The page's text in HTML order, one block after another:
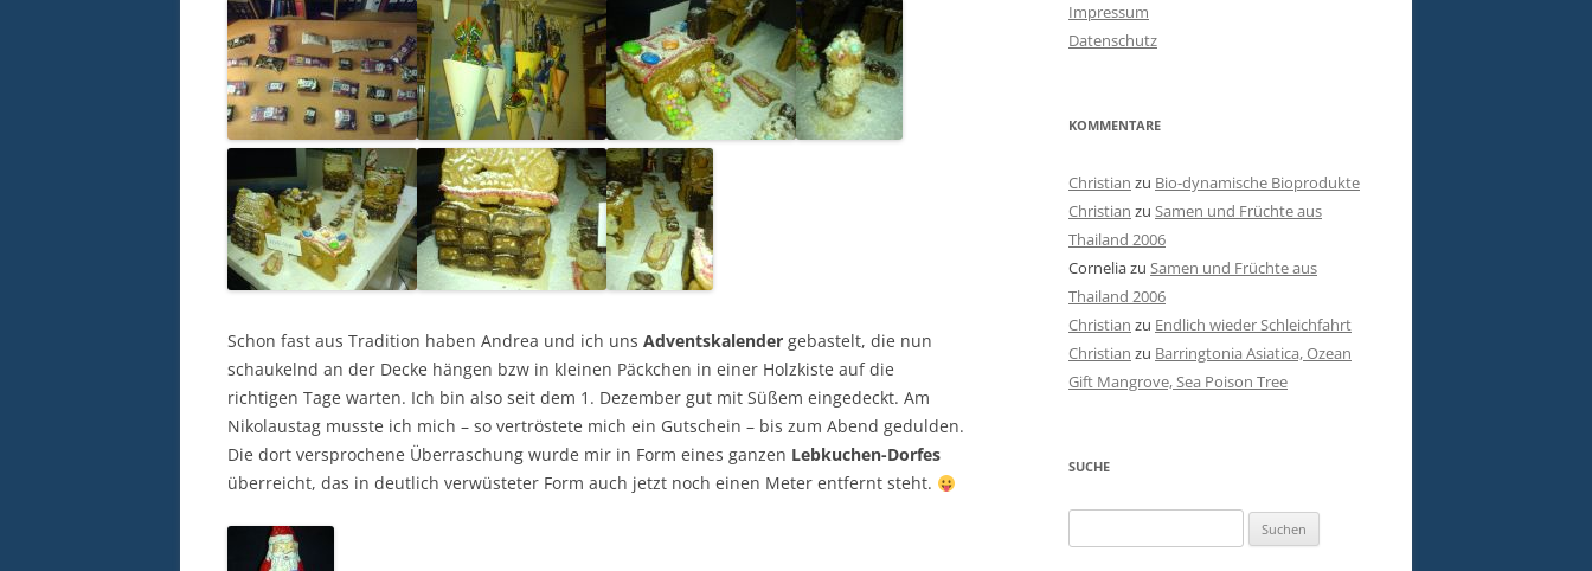
Schon fast aus Tradition haben Andrea und ich uns Adventskalender gebastelt, die nun
schaukelnd an der Decke hängen bzw in kleinen Päckchen in einer Holzkiste auf die
richtigen Tage warten. Ich bin also seit dem 1. Dezember gut mit Süßem eingedeckt. Am
Nikolaustag musste ich mich – so vertröstete mich ein Gutschein – bis zum Abend gedulden.
Die dort versprochene Überraschung wurde mir in Form eines ganzen Lebkuchen-Dorfes
überreicht, das in deutlich verwüsteter Form auch jetzt noch einen Meter entfernt steht.
Impressum
Datenschutz
KOMMENTARE
Christian zu Bio-dynamische Bioprodukte
Christian zu Samen und Früchte aus
Thailand 2006
Corneliazu Samen und Früchte aus
Thailand 2006
Christian zu Endlich wieder Schleichfahrt
Christian zu Barringtonia Asiatica, Ozean
Gift Mangrove, Sea Poison Tree
SUCHE
nach: